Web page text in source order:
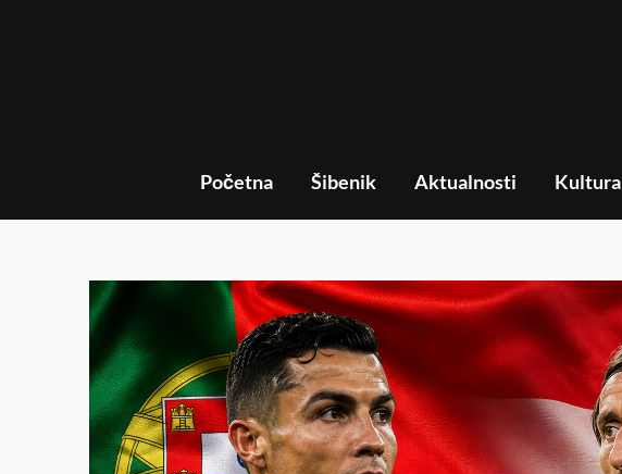
Početna Šibenik Aktualnosti Kultura